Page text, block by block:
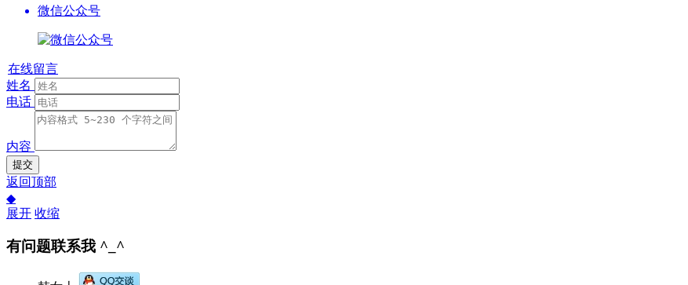
微信公众号
在线留言
姓名
电话
内容
提交
返回顶部
◆
展开 收缩
有问题联系我 ^_^